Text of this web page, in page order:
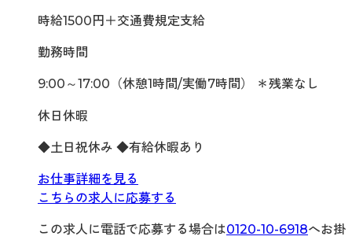
時給1500円＋交通費規定支給
勤務時間
9:00～17:00（休憩1時間/実働7時間） ＊残業なし
休日休暇
◆土日祝休み ◆有給休暇あり
お仕事詳細を見る
こちらの求人に応募する
この求人に電話で応募する場合は0120-10-6918へお掛